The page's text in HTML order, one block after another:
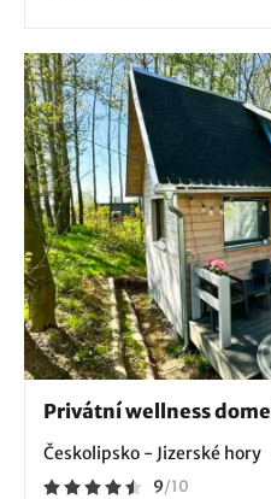
Privátní wellness
Českolipsko - Jizerské hory
9/10